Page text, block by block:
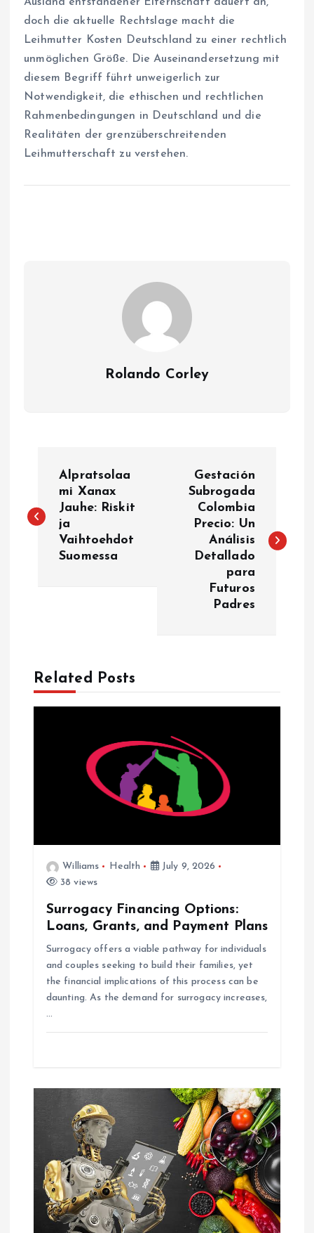
doch die aktuelle Rechtslage macht die
Leihmutter Kosten Deutschland zu einer rechtlich
unmöglichen Größe. Die Auseinandersetzung mit
diesem Begriff führt unweigerlich zur
Notwendigkeit, die ethischen und rechtlichen
Rahmenbedingungen in Deutschland und die
Realitäten der grenzüberschreitenden
Leihmutterschaft zu verstehen.
Rolando Corley
s
v
Alpratsolaa
mi Xanax
Jauhe: Riskit
ja
Vaihtoehdot
Suomessa
Gestación
Subrogada
Colombia
Precio: Un
Análisis
Detallado
para
Futuros
Padres
Related Posts
Williams Health
July 9, 2026
38 views
Surrogacy Financing Options:
Loans, Grants, and Payment Plans
Surrogacy offers a viable pathway for individuals
and couples seeking to build their families, yet
the financial implications of this process can be
daunting. As the demand for surrogacy increases,
…